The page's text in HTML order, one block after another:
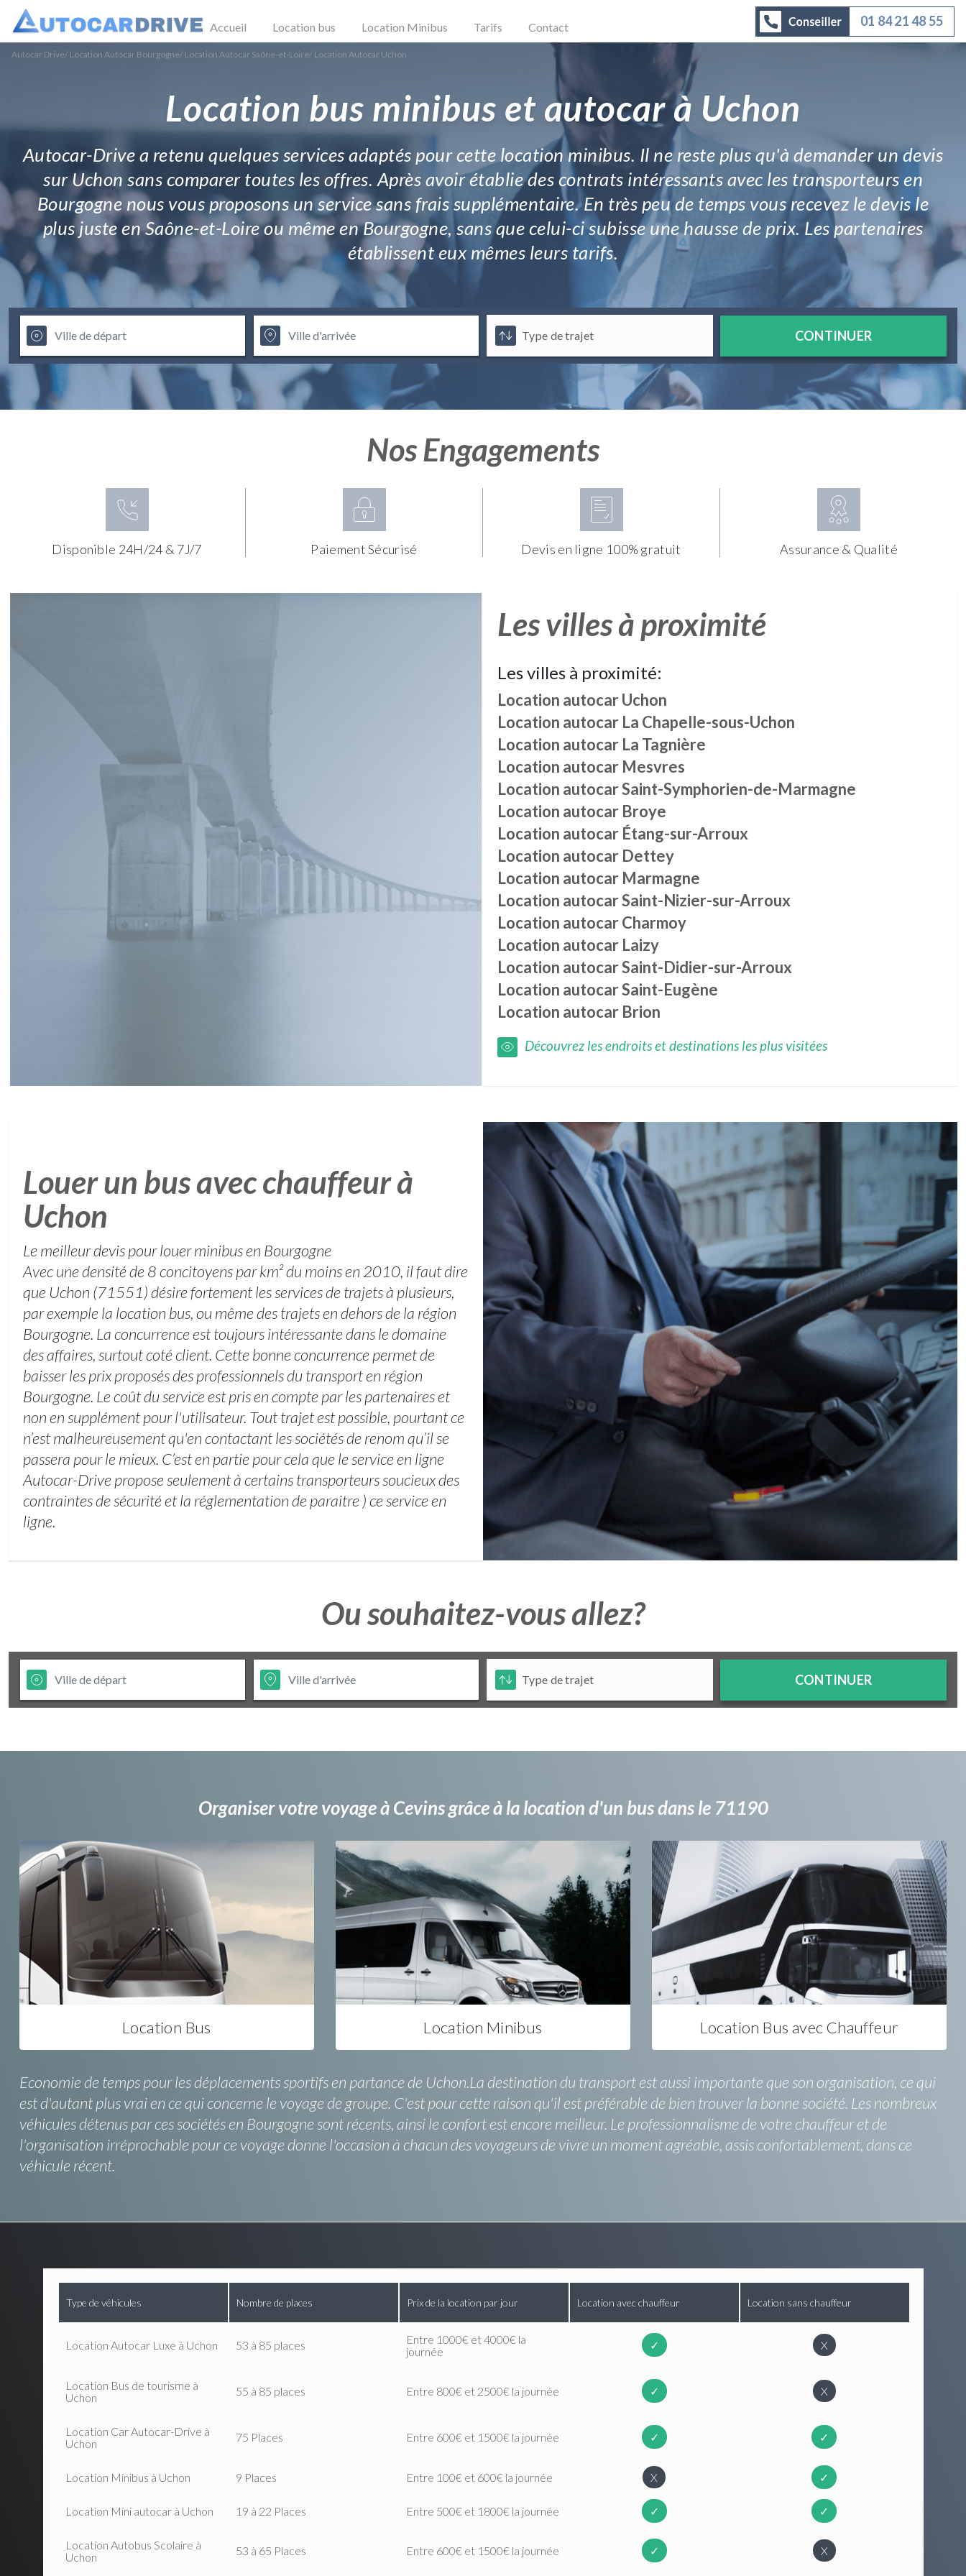
Accueil Location bus Location Minibus Tarifs Contact 01 84 21 48 55
Autocar Drive/ Location Autocar Bourgogne/ Location Autocar Saône-et-Loire/ Location Autocar Uchon
Location bus minibus et autocar à Uchon
Autocar-Drive a retenu quelques services adaptés pour cette location minibus. Il ne reste plus qu'à demander un devis
sur Uchon sans comparer toutes les offres. Après avoir établie des contrats intéressants avec les transporteurs en
Bourgogne nous vous proposons un service sans frais supplémentaire. En très peu de temps vous recevez le devis le
plus juste en Saône-et-Loire ou même en Bourgogne, sans que celui-ci subisse une hausse de prix. Les partenaires
établissent eux mêmes leurs tarifs.
CONTINUER
Nos Engagements
Disponible 24H/24 & 7J/7 Paiement Sécurisé Devis en ligne 100% gratuit Assurance & Qualité
Les villes à proximité
Les villes à proximité:
Location autocarUchon
Location autocar La Chapelle-sous-Uchon
Location autocar La Tagnière
Location autocar Mesvres
Location autocarSaint-Symphorien-de-Marmagne
Location autocar Broye
Location autocar Étang-sur-Arroux
Location autocar Dettey
Location autocar Marmagne
Location autocarSaint-Nizier-sur-Arroux
Location autocarCharmoy
Location autocar Laizy
Location autocarSaint-Didier-sur-Arroux
Location autocarSaint-Eugène
Location autocar Brion
Découvrez les endroits et destinations les plus visitées
Louer un bus avec chauffeur à
Uchon
Le meilleur devis pour louer minibus en Bourgogne
Avec une densité de 8 concitoyens par km² du moins en 2010, il faut dire
que Uchon (71551) désire fortement les services de trajets à plusieurs,
par exemple la location bus, ou même des trajets en dehors de la région
Bourgogne. La concurrence est toujours intéressante dans le domaine
des affaires, surtout coté client. Cette bonne concurrence permet de
baisser les prix proposés des professionnels du transport en région
Bourgogne. Le coût du service est pris en compte par les partenaires et
non en supplément pour l'utilisateur. Tout trajet est possible, pourtant ce
n’est malheureusement qu'en contactant les sociétés de renom qu’il se
passera pour le mieux. C’est en partie pour cela que le service en ligne
Autocar-Drive propose seulement à certains transporteurs soucieux des
contraintes de sécurité et la réglementation de paraitre ) ce service en
ligne.
Ou souhaitez-vous allez?
CONTINUER
Organiser votre voyage à Cevins grâce à la location d'un bus dans le 71190
Location Bus Location Minibus Location Bus avec Chauffeur
Economie de temps pour les déplacements sportifs en partance de Uchon.La destination du transport est aussi importante que son organisation, ce qui
est d'autant plus vrai en ce qui concerne le voyage de groupe. C'est pour cette raison qu'il est préférable de bien trouver la bonne société. Les nombreux
véhicules détenus par ces sociétés en Bourgogne sont récents, ainsi le confort est encore meilleur. Le professionnalisme de votre chauffeur et de
l'organisation irréprochable pour ce voyage donne l'occasion à chacun des voyageurs de vivre un moment agréable, assis confortablement, dans ce
véhicule récent.
Type de véhicules Nombre de places Prix de la location par jour Location avec chauffeur Location sans chauffeur
Location Autocar Luxe à Uchon 53 à 85 places
Entre 1000€ et 4000€ la
journée
✓ X
Location Bus de tourisme à
Uchon
55 à 85 places Entre 800€ et 2500€ la journée ✓ X
Location Car Autocar-Drive à
Uchon
75 Places Entre 600€ et 1500€ la journée ✓ ✓
Location Minibus à Uchon 9 Places Entre 100€ et 600€ la journée X ✓
Location Mini autocar à Uchon 19 à 22 Places Entre 500€ et 1800€ la journée ✓ ✓
Location Autobus Scolaire à
Uchon
53 à 65 Places Entre 600€ et 1500€ la journée ✓ X